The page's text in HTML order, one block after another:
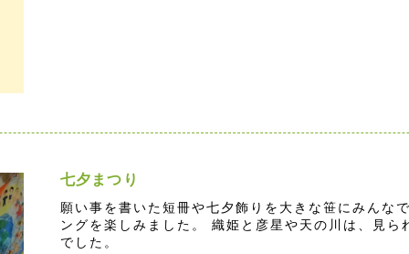
七夕まつり
願い事を書いた短冊や七夕飾りを大きな笹にみんな
ングを楽しみました。 織姫と彦星や天の川は、見
でした。